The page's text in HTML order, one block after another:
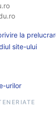
la
site-ului
urilor